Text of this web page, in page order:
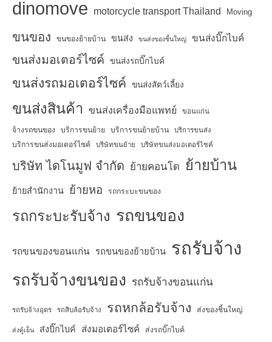
dinomove motorcycle transport Thailand Moving
ขนของ ขนของย้ายบ้าน ขนส่ง ขนส่งของชิ้นใหญ่ ขนส่งบิ๊กไบค์
ขนส่งมอเตอร์ไซค์ ขนส่งรถบิ๊กไบค์
ขนส่งรถมอเตอร์ไซค์ ขนส่งสัตว์เลี้ยง
ขนส่งสินค้า ขนส่งเครื่องมือแพทย์ ขอนแก่น
จ้างรถขนของ บริการขนย้าย บริการขนย้ายบ้าน บริการขนส่ง
บริการขนส่งมอเตอร์ไซค์ บริษัทขนย้าย บริษัทขนส่งมอเตอร์ไซค์
บริษัท ไดโนมูฟ จำกัด ย้ายคอนโด ย้ายบ้าน
ย้ายสำนักงาน ย้ายหอ รถกระบะขนของ
รถกระบะรับจ้าง รถขนของ
รถขนของขอนแก่น รถขนของย้ายบ้าน รถรับจ้าง
รถรับจ้างขนของ รถรับจ้างขอนแก่น
รถรับจ้างอุดร รถสิบล้อรับจ้าง รถหกล้อรับจ้าง ส่งของชิ้นใหญ่
ส่งตู้เย็น ส่งบิ๊กไบค์ ส่งมอเตอร์ไซค์ ส่งรถบิ๊กไบค์